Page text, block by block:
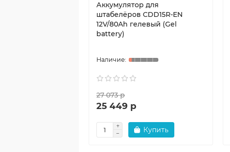
Аккумулятор для
штабелёров CDD15R-EN
12V/80Ah гелевый (Gel
battery)
27 073 р
25 449 р
Купить